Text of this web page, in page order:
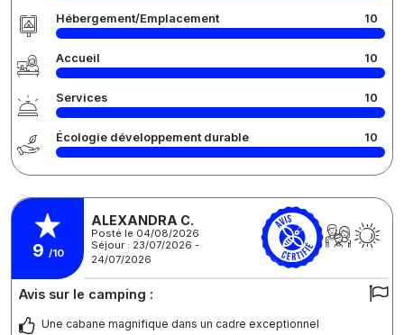
Hébergement/Emplacement 10
Accueil 10
Services 10
Écologie développement durable 10
9 /10
ALEXANDRA C.
Posté le 04/08/2026
Séjour : 23/07/2026 -
24/07/2026
Avis sur le camping :
Une cabane magnifique dans un cadre exceptionnel